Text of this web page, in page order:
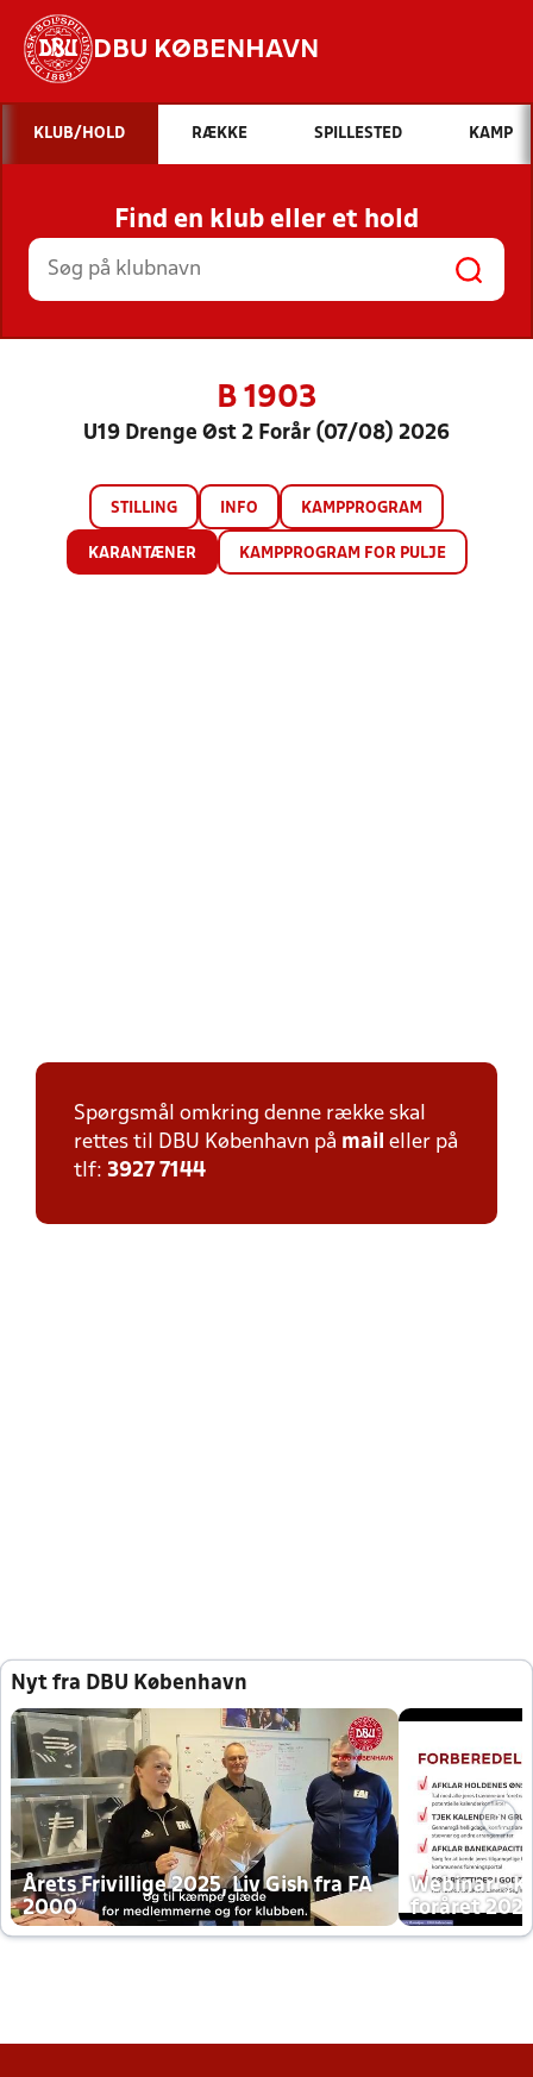
DBU KØBENHAVN
Hvad vil du søge efter?
INDHOLD OG NYHEDER
STILLINGER, RESULTATER, KLUBBER OG
HOLD
KLUB/HOLD RÆKKE SPILLESTED KAMP
Find en klub eller et hold
B 1903
U19 Drenge Øst 2 Forår (07/08) 2026
STILLING INFO KAMPPROGRAM
KARANTÆNER KAMPPROGRAM FOR PULJE
Spørgsmål omkring denne række skal
rettes til DBU København på mail eller på
tlf: 3927 7144
Nyt fra DBU København
Årets Frivillige 2025, Liv Gish fra FA
2000
Webinar -
foråret